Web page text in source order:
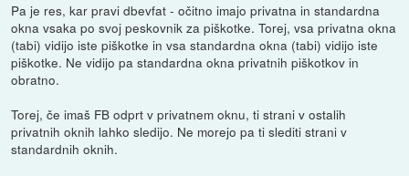
Pa je res, kar pravi dbevfat - očitno imajo privatna in standardna
okna vsaka po svoj peskovnik za piškotke. Torej, vsa privatna okna
(tabi) vidijo iste piškotke in vsa standardna okna (tabi) vidijo iste
piškotke. Ne vidijo pa standardna okna privatnih piškotkov in
obratno.
Torej, če imaš FB odprt v privatnem oknu, ti strani v ostalih
privatnih oknih lahko sledijo. Ne morejo pa ti slediti strani v
standardnih oknih.